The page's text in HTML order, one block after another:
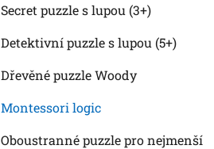
Secret puzzle s lupou (3+)
Detektivní puzzle s lupou (5+)
Dřevěné puzzle Woody
Montessori logic
Oboustranné puzzle pro nejmenší